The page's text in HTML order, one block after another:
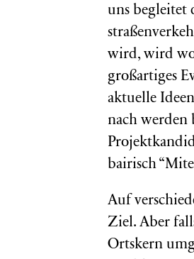
uns begleitet
wird, wird
großartiges
aktuelle
nach werden
bairisch
Auf
Ziel. Aber
Ortskern